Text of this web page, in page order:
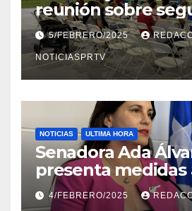
reunión sobre
Reparto
5/FEBRERO/2025
NOTICIASPRTV
NOTICIAS ULTIMA HORA
Senadora Ada
presenta medidas
violencia en el
4/FEBRERO/2025